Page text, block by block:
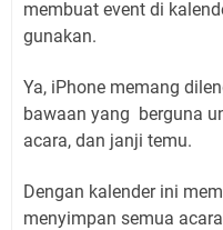
membuat event di
gunakan.
Ya, iPhone memang
bawaan yang berguna
acara, dan janji temu.
Dengan kalender ini
menyimpan semua